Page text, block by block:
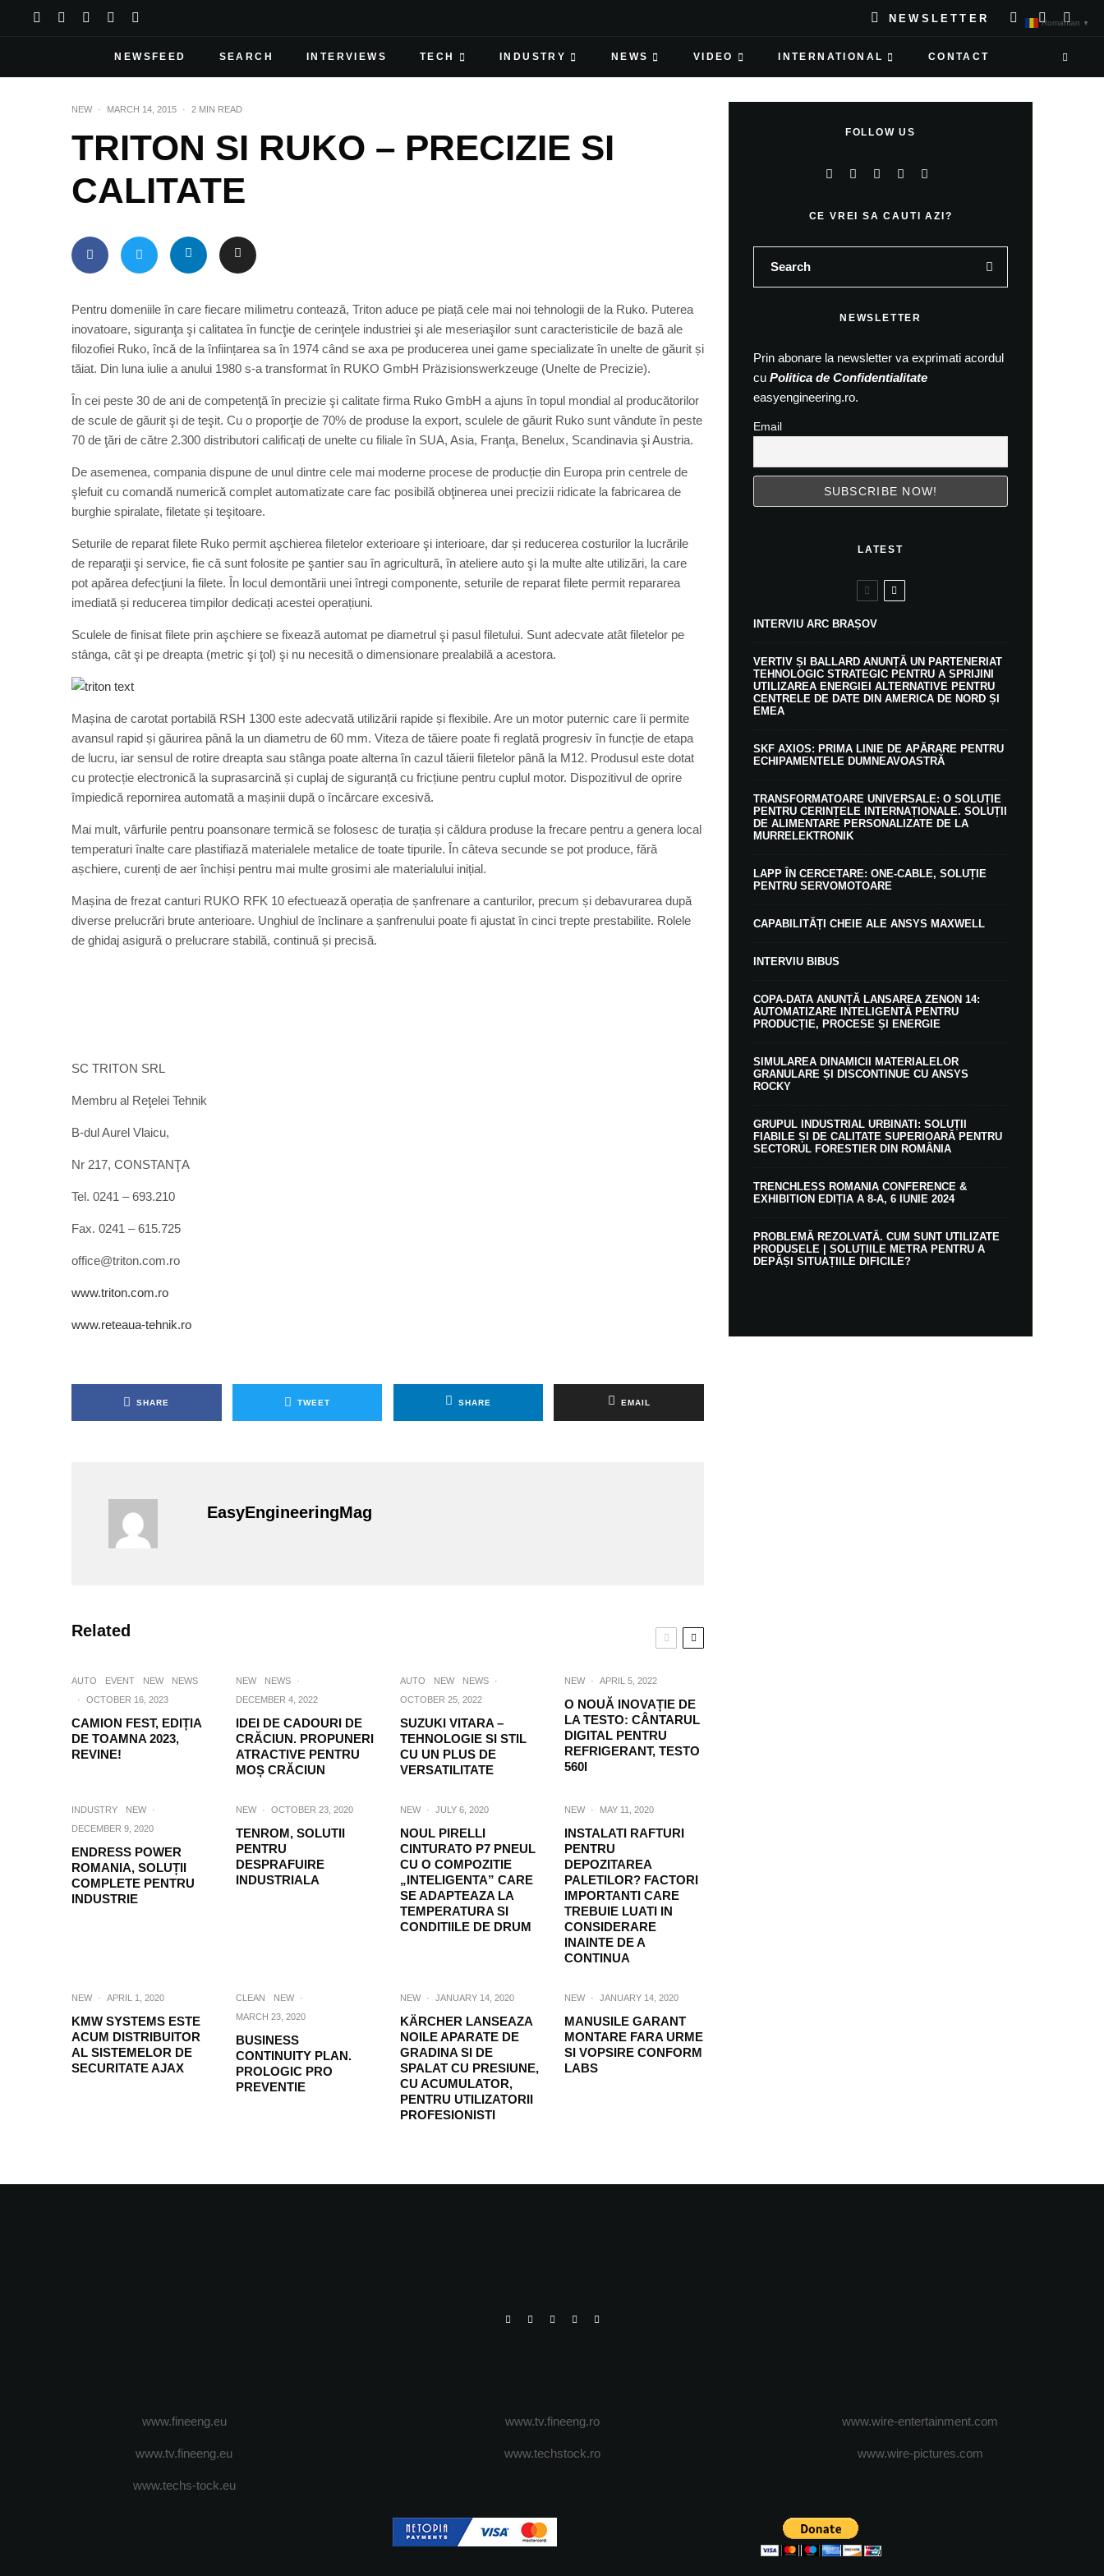
NEWSLETTER
NEWSFEED SEARCH INTERVIEWS TECH INDUSTRY NEWS VIDEO INTERNATIONAL CONTACT
NEW · MARCH 14, 2015 · 2 MIN READ
TRITON SI RUKO – PRECIZIE SI
CALITATE
Pentru domeniile în care fiecare milimetru contează, Triton aduce pe piață cele mai noi tehnologii de la Ruko. Puterea
inovatoare, siguranţa şi calitatea în funcţie de cerinţele industriei şi ale meseriaşilor sunt caracteristicile de bază ale
filozofiei Ruko, încă de la înființarea sa în 1974 când se axa pe producerea unei game specializate în unelte de găurit și
tăiat. Din luna iulie a anului 1980 s-a transformat în RUKO GmbH Präzisionswerkzeuge (Unelte de Precizie).
În cei peste 30 de ani de competenţă în precizie şi calitate firma Ruko GmbH a ajuns în topul mondial al producătorilor
de scule de găurit şi de teşit. Cu o proporţie de 70% de produse la export, sculele de găurit Ruko sunt vândute în peste
70 de ţări de către 2.300 distributori calificați de unelte cu filiale în SUA, Asia, Franţa, Benelux, Scandinavia şi Austria.
De asemenea, compania dispune de unul dintre cele mai moderne procese de producție din Europa prin centrele de
şlefuit cu comandă numerică complet automatizate care fac posibilă obţinerea unei precizii ridicate la fabricarea de
burghie spiralate, filetate și teşitoare.
Seturile de reparat filete Ruko permit aşchierea filetelor exterioare şi interioare, dar și reducerea costurilor la lucrările
de reparaţii şi service, fie că sunt folosite pe şantier sau în agricultură, în ateliere auto şi la multe alte utilizări, la care
pot apărea defecţiuni la filete. În locul demontării unei întregi componente, seturile de reparat filete permit repararea
imediată și reducerea timpilor dedicați acestei operațiuni.
Sculele de finisat filete prin aşchiere se fixează automat pe diametrul şi pasul filetului. Sunt adecvate atât filetelor pe
stânga, cât şi pe dreapta (metric şi ţol) şi nu necesită o dimensionare prealabilă a acestora.
Mașina de carotat portabilă RSH 1300 este adecvată utilizării rapide și flexibile. Are un motor puternic care îi permite
avansul rapid și găurirea până la un diametru de 60 mm. Viteza de tăiere poate fi reglată progresiv în funcție de etapa
de lucru, iar sensul de rotire dreapta sau stânga poate alterna în cazul tăierii filetelor până la M12. Produsul este dotat
cu protecție electronică la suprasarcină și cuplaj de siguranță cu fricțiune pentru cuplul motor. Dispozitivul de oprire
împiedică repornirea automată a mașinii după o încărcare excesivă.
Mai mult, vârfurile pentru poansonare termică se folosesc de turația și căldura produse la frecare pentru a genera local
temperaturi înalte care plastifiază materialele metalice de toate tipurile. În câteva secunde se pot produce, fără
așchiere, curenți de aer închiși pentru mai multe grosimi ale materialului inițial.
Mașina de frezat canturi RUKO RFK 10 efectuează operația de șanfrenare a canturilor, precum și debavurarea după
diverse prelucrări brute anterioare. Unghiul de înclinare a șanfrenului poate fi ajustat în cinci trepte prestabilite. Rolele
de ghidaj asigură o prelucrare stabilă, continuă și precisă.
SC TRITON SRL
Membru al Reţelei Tehnik
B-dul Aurel Vlaicu,
Nr 217, CONSTANŢA
Tel. 0241 – 693.210
Fax. 0241 – 615.725
office@triton.com.ro
www.triton.com.ro
www.reteaua-tehnik.ro
SHARE TWEET SHARE EMAIL
EasyEngineeringMag
Related
AUTO EVENT NEW
NEWS
·
OCTOBER 16, 2023
CAMION FEST, EDIȚIA
DE TOAMNA 2023,
REVINE!
NEW NEWS
·
DECEMBER 4, 2022
IDEI DE CADOURI DE
CRĂCIUN. PROPUNERI
ATRACTIVE PENTRU
MOȘ CRĂCIUN
AUTO NEW NEWS
·
OCTOBER 25, 2022
SUZUKI VITARA –
TEHNOLOGIE SI STIL
CU UN PLUS DE
VERSATILITATE
NEW · APRIL 5, 2022
O NOUĂ INOVAȚIE DE
LA TESTO: CÂNTARUL
DIGITAL PENTRU
REFRIGERANT, TESTO
560I
INDUSTRY NEW
·
DECEMBER 9, 2020
ENDRESS POWER
ROMANIA, SOLUȚII
COMPLETE PENTRU
INDUSTRIE
NEW · OCTOBER 23, 2020
TENROM, SOLUTII
PENTRU
DESPRAFUIRE
INDUSTRIALA
NEW · JULY 6, 2020
NOUL PIRELLI
CINTURATO P7 PNEUL
CU O COMPOZITIE
„INTELIGENTA” CARE
SE ADAPTEAZA LA
TEMPERATURA SI
CONDITIILE DE DRUM
NEW · MAY 11, 2020
INSTALATI RAFTURI
PENTRU
DEPOZITAREA
PALETILOR? FACTORI
IMPORTANTI CARE
TREBUIE LUATI IN
CONSIDERARE
INAINTE DE A
CONTINUA
NEW · APRIL 1, 2020
KMW SYSTEMS ESTE
ACUM DISTRIBUITOR
AL SISTEMELOR DE
SECURITATE AJAX
CLEAN NEW
·
MARCH 23, 2020
BUSINESS
CONTINUITY PLAN.
PROLOGIC PRO
PREVENTIE
NEW · JANUARY 14, 2020
KÄRCHER LANSEAZA
NOILE APARATE DE
GRADINA SI DE
SPALAT CU PRESIUNE,
CU ACUMULATOR,
PENTRU UTILIZATORII
PROFESIONISTI
NEW · JANUARY 14, 2020
MANUSILE GARANT
MONTARE FARA URME
SI VOPSIRE CONFORM
LABS
FOLLOW US
CE VREI SA CAUTI AZI?
NEWSLETTER
Prin abonare la newsletter va exprimati acordul
cu Politica de Confidentialitate
easyengineering.ro.
Email
LATEST
INTERVIU ARC BRAȘOV
VERTIV ȘI BALLARD ANUNȚĂ UN PARTENERIAT
TEHNOLOGIC STRATEGIC PENTRU A SPRIJINI
UTILIZAREA ENERGIEI ALTERNATIVE PENTRU
CENTRELE DE DATE DIN AMERICA DE NORD ȘI
EMEA
SKF AXIOS: PRIMA LINIE DE APĂRARE PENTRU
ECHIPAMENTELE DUMNEAVOASTRĂ
TRANSFORMATOARE UNIVERSALE: O SOLUȚIE
PENTRU CERINȚELE INTERNAȚIONALE. SOLUȚII
DE ALIMENTARE PERSONALIZATE DE LA
MURRELEKTRONIK
LAPP ÎN CERCETARE: ONE-CABLE, SOLUȚIE
PENTRU SERVOMOTOARE
CAPABILITĂȚI CHEIE ALE ANSYS MAXWELL
INTERVIU BIBUS
COPA-DATA ANUNȚĂ LANSAREA ZENON 14:
AUTOMATIZARE INTELIGENTĂ PENTRU
PRODUCȚIE, PROCESE ȘI ENERGIE
SIMULAREA DINAMICII MATERIALELOR
GRANULARE ȘI DISCONTINUE CU ANSYS
ROCKY
GRUPUL INDUSTRIAL URBINATI: SOLUȚII
FIABILE ȘI DE CALITATE SUPERIOARĂ PENTRU
SECTORUL FORESTIER DIN ROMÂNIA
TRENCHLESS ROMANIA CONFERENCE &
EXHIBITION EDIȚIA A 8-A, 6 IUNIE 2024
PROBLEMĂ REZOLVATĂ. CUM SUNT UTILIZATE
PRODUSELE | SOLUȚIILE METRA PENTRU A
DEPĂȘI SITUAȚIILE DIFICILE?
www.fineeng.eu
www.tv.fineeng.eu
www.techs-tock.eu
www.tv.fineeng.ro
www.techstock.ro
www.wire-entertainment.com
www.wire-pictures.com
Romanian ▼